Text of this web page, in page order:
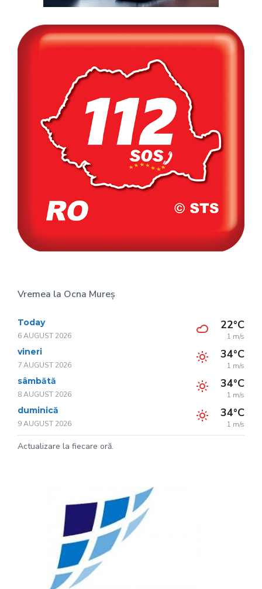
Vremea la Ocna Mureș
Today
6 AUGUST 2026
22°C
1 m/s
vineri
7 AUGUST 2026
34°C
1 m/s
sâmbătă
8 AUGUST 2026
34°C
1 m/s
duminică
9 AUGUST 2026
34°C
1 m/s
Actualizare la fiecare oră.